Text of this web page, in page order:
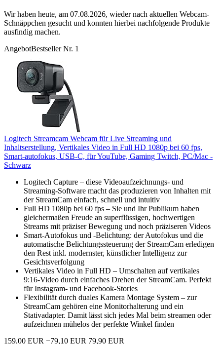
Wir haben heute, am 07.08.2026, wieder nach aktuellen Webcam-
Schnäppchen gesucht und konnten hierbei nachfolgende Produkte
ausfindig machen.
AngebotBestseller Nr. 1
Logitech Streamcam Webcam für Live Streaming und
Inhaltserstellung, Vertikales Video in Full HD 1080p bei 60 fps,
Smart-autofokus, USB-C, für YouTube, Gaming Twitch, PC/Mac -
Schwarz
Logitech Capture – diese Videoaufzeichnungs- und
Streaming-Software macht das produzieren von Inhalten mit
der StreamCam einfach, schnell und intuitiv
Full HD 1080p bei 60 fps – Sie und Ihr Publikum haben
gleichermaßen Freude an superflüssigen, hochwertigen
Streams mit präziser Bewegung und noch präziseren Videos
Smart-Autofokus und -Belichtung: der Autofokus und die
automatische Belichtungssteuerung der StreamCam erledigen
den Rest inkl. modernster, künstlicher Intelligenz zur
Gesichtsverfolgung
Vertikales Video in Full HD – Umschalten auf vertikales
9:16-Video durch einfaches Drehen der StreamCam. Perfekt
für Instagram- und Facebook-Stories
Flexibilität durch duales Kamera Montage System – zur
StreamCam gehören eine Monitorhalterung und ein
Stativadapter. Damit lässt sich jedes Mal beim streamen oder
aufzeichnen mühelos der perfekte Winkel finden
159,00 EUR −79,10 EUR 79,90 EUR